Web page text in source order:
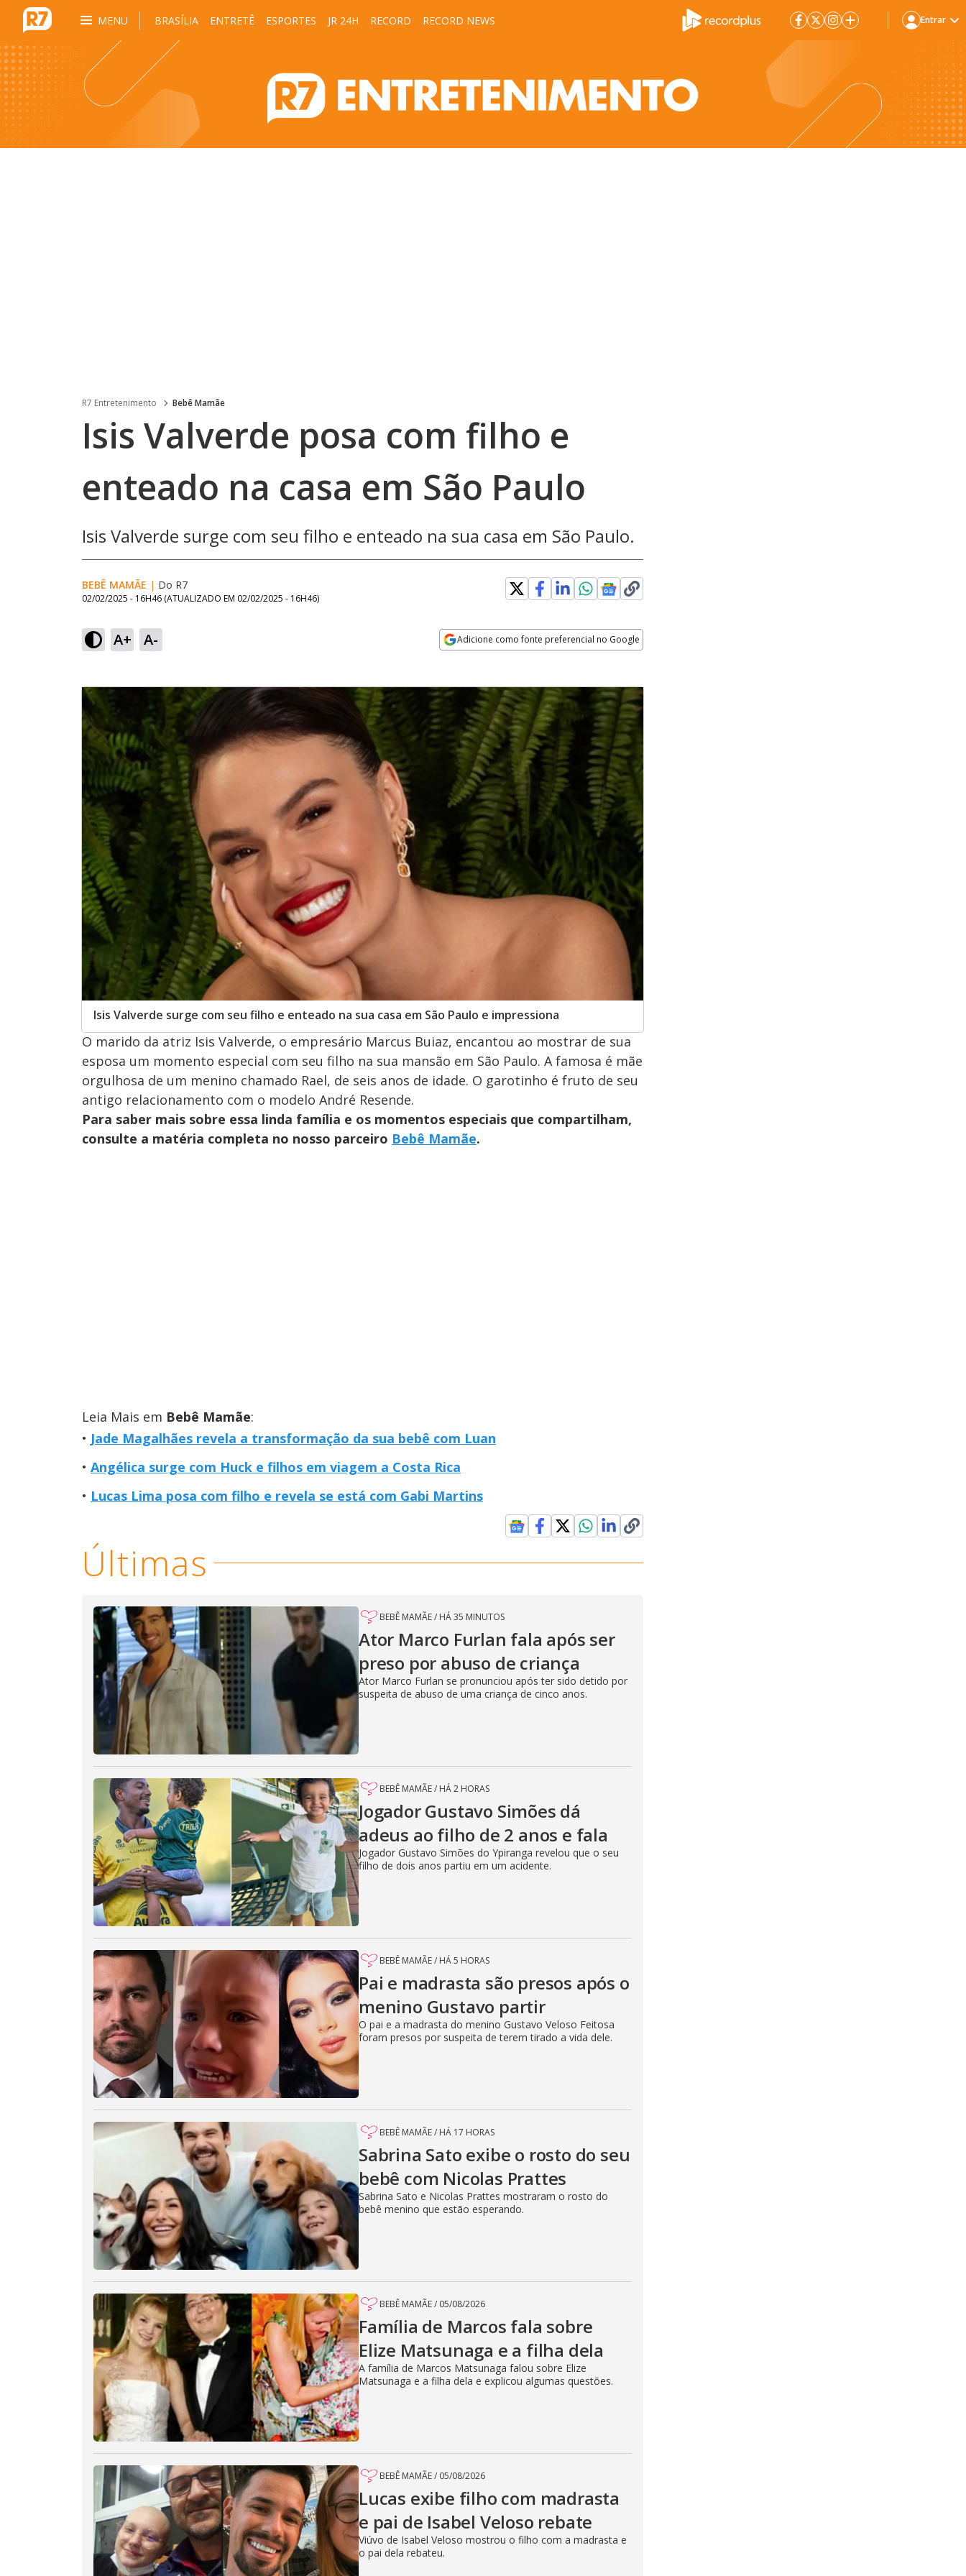
MENU BRASÍLIA ENTRETÊ ESPORTES JR 24H RECORD RECORD NEWS Entrar
R7 Entretenimento Bebê Mamãe
Isis Valverde posa com filho e
enteado na casa em São Paulo
Isis Valverde surge com seu filho e enteado na sua casa em São Paulo.
BEBÊ MAMÃE | Do R7
02/02/2025 - 16H46 (ATUALIZADO EM 02/02/2025 - 16H46)
A+ A- Adicione como fonte preferencial no Google
Isis Valverde surge com seu filho e enteado na sua casa em São Paulo e impressiona
O marido da atriz Isis Valverde, o empresário Marcus Buiaz, encantou ao mostrar de sua
esposa um momento especial com seu filho na sua mansão em São Paulo. A famosa é mãe
orgulhosa de um menino chamado Rael, de seis anos de idade. O garotinho é fruto de seu
antigo relacionamento com o modelo André Resende.
Para saber mais sobre essa linda família e os momentos especiais que compartilham,
consulte a matéria completa no nosso parceiro Bebê Mamãe.
Leia Mais em Bebê Mamãe:
Jade Magalhães revela a transformação da sua bebê com Luan
Angélica surge com Huck e filhos em viagem a Costa Rica
Lucas Lima posa com filho e revela se está com Gabi Martins
Últimas
BEBÊ MAMÃE/ HÁ 35 MINUTOS
Ator Marco Furlan fala após ser
preso por abuso de criança
Ator Marco Furlan se pronunciou após ter sido detido por
suspeita de abuso de uma criança de cinco anos.
BEBÊ MAMÃE/ HÁ 2 HORAS
Jogador Gustavo Simões dá
adeus ao filho de 2 anos e fala
Jogador Gustavo Simões do Ypiranga revelou que o seu
filho de dois anos partiu em um acidente.
BEBÊ MAMÃE/ HÁ 5 HORAS
Pai e madrasta são presos após o
menino Gustavo partir
O pai e a madrasta do menino Gustavo Veloso Feitosa
foram presos por suspeita de terem tirado a vida dele.
BEBÊ MAMÃE/ HÁ 17 HORAS
Sabrina Sato exibe o rosto do seu
bebê com Nicolas Prattes
Sabrina Sato e Nicolas Prattes mostraram o rosto do
bebê menino que estão esperando.
BEBÊ MAMÃE/ 05/08/2026
Família de Marcos fala sobre
Elize Matsunaga e a filha dela
A família de Marcos Matsunaga falou sobre Elize
Matsunaga e a filha dela e explicou algumas questões.
BEBÊ MAMÃE/ 05/08/2026
Lucas exibe filho com madrasta
e pai de Isabel Veloso rebate
Viúvo de Isabel Veloso mostrou o filho com a madrasta e
o pai dela rebateu.